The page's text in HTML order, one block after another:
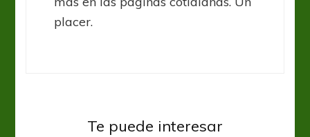
placer.
Te puede interesar